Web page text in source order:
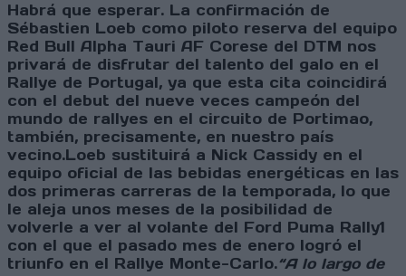
Habrá que esperar. La confirmación de
Sébastien Loeb como piloto reserva del equipo
Red Bull Alpha Tauri AF Corese del DTM nos
privará de disfrutar del talento del galo en el
Rallye de Portugal, ya que esta cita coincidirá
con el debut del nueve veces campeón del
mundo de rallyes en el circuito de Portimao,
también, precisamente, en nuestro país
vecino.Loeb sustituirá a Nick Cassidy en el
equipo oficial de las bebidas energéticas en las
dos primeras carreras de la temporada, lo que
le aleja unos meses de la posibilidad de
volverle a ver al volante del Ford Puma Rally1
con el que el pasado mes de enero logró el
triunfo en el Rallye Monte-Carlo.“A lo largo de